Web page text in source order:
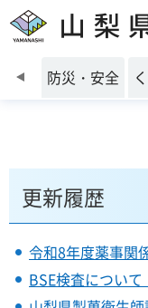
山梨県
前のスライドを
防災・安全
更新履歴
令和8年度薬事関
BSE検査について